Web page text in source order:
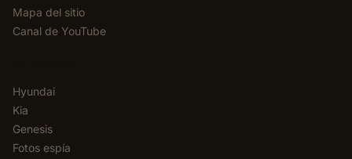
Mapa del sitio
Canal de YouTube
Hyundai
Kia
Genesis
Fotos espía